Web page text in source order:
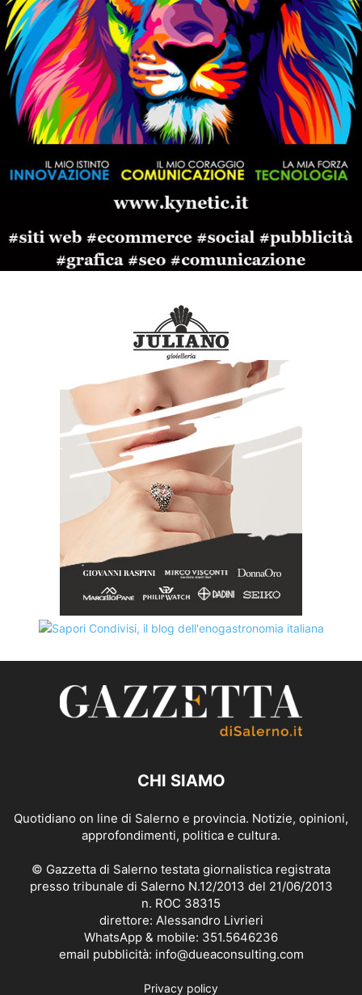
CHI SIAMO
Quotidiano on line di Salerno e provincia. Notizie, opinioni,
approfondimenti, politica e cultura.
© Gazzetta di Salerno testata giornalistica registrata
presso tribunale di Salerno N.12/2013 del 21/06/2013
n. ROC 38315
direttore: Alessandro Livrieri
WhatsApp & mobile: 351.5646236
email pubblicità: info@dueaconsulting.com
Privacy policy